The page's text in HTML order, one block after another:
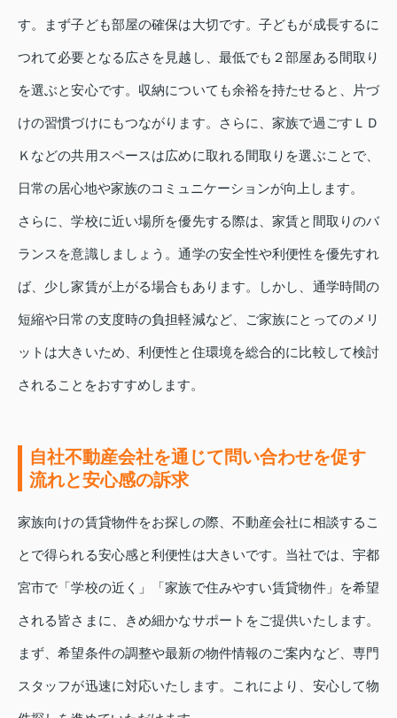
す。まず子ども部屋の確保は大切です。子どもが成長するに
つれて必要となる広さを見越し、最低でも２部屋ある間取り
を選ぶと安心です。収納についても余裕を持たせると、片づ
けの習慣づけにもつながります。さらに、家族で過ごすＬＤ
Ｋなどの共用スペースは広めに取れる間取りを選ぶことで、
日常の居心地や家族のコミュニケーションが向上します。
さらに、学校に近い場所を優先する際は、家賃と間取りのバ
ランスを意識しましょう。通学の安全性や利便性を優先すれ
ば、少し家賃が上がる場合もあります。しかし、通学時間の
短縮や日常の支度時の負担軽減など、ご家族にとってのメリ
ットは大きいため、利便性と住環境を総合的に比較して検討
されることをおすすめします。
自社不動産会社を通じて問い合わせを促す
流れと安心感の訴求
家族向けの賃貸物件をお探しの際、不動産会社に相談するこ
とで得られる安心感と利便性は大きいです。当社では、宇都
宮市で「学校の近く」「家族で住みやすい賃貸物件」を希望
される皆さまに、きめ細かなサポートをご提供いたします。
まず、希望条件の調整や最新の物件情報のご案内など、専門
スタッフが迅速に対応いたします。これにより、安心して物